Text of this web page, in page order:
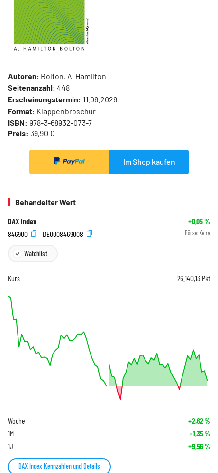
Autoren: Bolton, A. Hamilton
Seitenanzahl: 448
Erscheinungstermin: 11.06.2026
Format: Klappenbroschur
ISBN: 978-3-68932-073-7
Preis: 39,90 €
Im Shop kaufen
Behandelter Wert
DAX Index +0,05%
846900
DE0008469008 Börse: Xetra
Watchlist
Kurs 26.140,13 Pkt
Woche +2,62%
1M +1,35%
1J +9,56%
DAX Index Kennzahlen und Details